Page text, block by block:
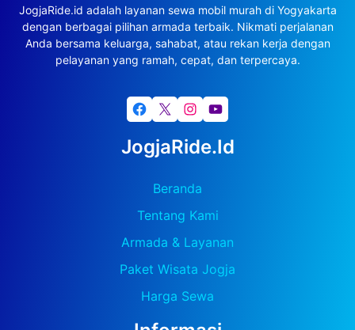
JogjaRide.id adalah layanan sewa mobil murah di Yogyakarta
dengan berbagai pilihan armada terbaik. Nikmati perjalanan
Anda bersama keluarga, sahabat, atau rekan kerja dengan
pelayanan yang ramah, cepat, dan terpercaya.
Facebook X Instagram YouTube
JogjaRide.id
Beranda
Tentang Kami
Armada & Layanan
Paket Wisata Jogja
Harga Sewa